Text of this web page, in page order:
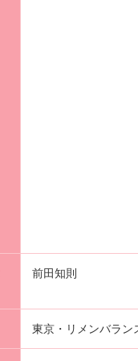
前田知則
東京・リメンバラン